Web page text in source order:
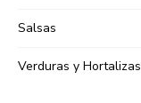
Salsas
Verduras y Hortalizas